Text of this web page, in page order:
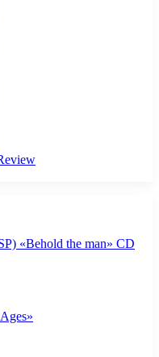
«Behold the man» CD